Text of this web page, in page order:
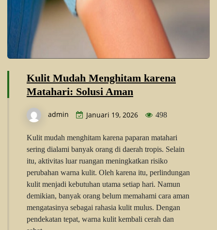
Kulit Mudah Menghitam karena
Matahari: Solusi Aman
admin Januari 19, 2026 498
Kulit mudah menghitam karena paparan matahari
sering dialami banyak orang di daerah tropis. Selain
itu, aktivitas luar ruangan meningkatkan risiko
perubahan warna kulit. Oleh karena itu, perlindungan
kulit menjadi kebutuhan utama setiap hari. Namun
demikian, banyak orang belum memahami cara aman
mengatasinya sebagai rahasia kulit mulus. Dengan
pendekatan tepat, warna kulit kembali cerah dan